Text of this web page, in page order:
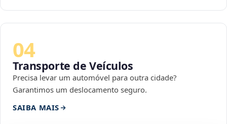
04
Transporte de Veículos
Precisa levar um automóvel para outra cidade?
Garantimos um deslocamento seguro.
SAIBA MAIS